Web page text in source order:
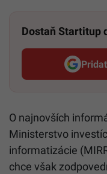
Dostaň Startitup
O najnovších
Ministerstvo
informatizácie
chce však